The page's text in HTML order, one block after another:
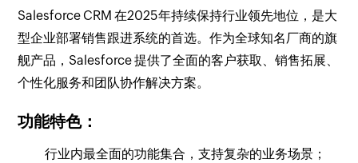
Salesforce CRM 在2025年持续保持行业领先地位，是大
型企业部署销售跟进系统的首选。作为全球知名厂商的旗
舰产品，Salesforce 提供了全面的客户获取、销售拓展、
个性化服务和团队协作解决方案。
功能特色：
行业内最全面的功能集合，支持复杂的业务场景；